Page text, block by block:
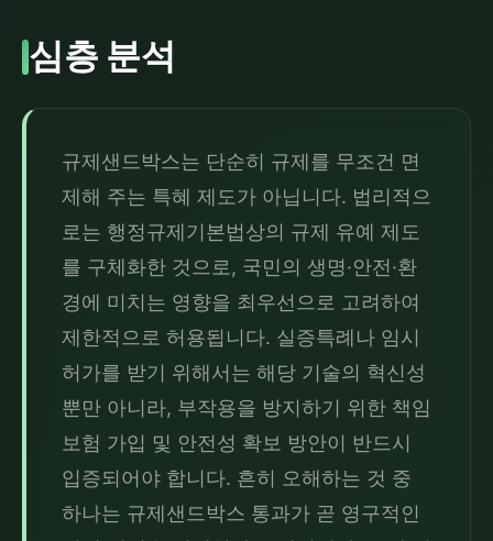
심층 분석
규제샌드박스는 단순히 규제를 무조건 면
제해 주는 특혜 제도가 아닙니다. 법리적으
로는 행정규제기본법상의 규제 유예 제도
를 구체화한 것으로, 국민의 생명·안전·환
경에 미치는 영향을 최우선으로 고려하여
제한적으로 허용됩니다. 실증특례나 임시
허가를 받기 위해서는 해당 기술의 혁신성
뿐만 아니라, 부작용을 방지하기 위한 책임
보험 가입 및 안전성 확보 방안이 반드시
입증되어야 합니다. 흔히 오해하는 것 중
하나는 규제샌드박스 통과가 곧 영구적인